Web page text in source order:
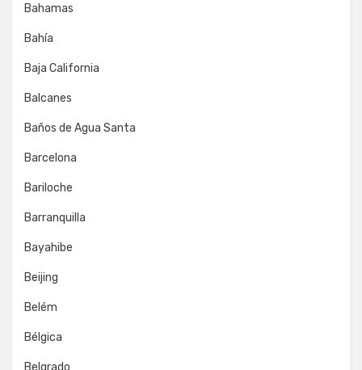
Bahamas
Bahía
Baja California
Balcanes
Baños de Agua Santa
Barcelona
Bariloche
Barranquilla
Bayahibe
Beijing
Belém
Bélgica
Belgrado